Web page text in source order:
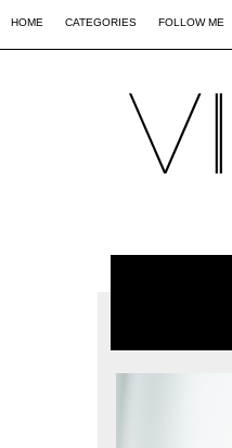
HOME CATEGORIES FOLLOW ME